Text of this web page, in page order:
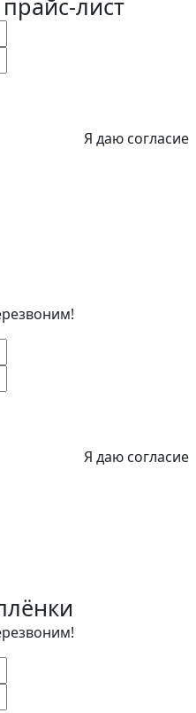
Я даю согласие
Я даю согласие